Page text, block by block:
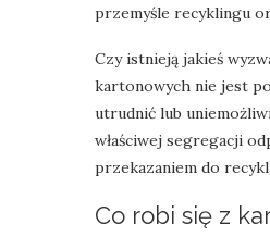
przemyśle recyklingu
Czy istnieją jakieś
kartonowych nie jest
utrudnić lub
właściwej segregacji
przekazaniem do
Co robi się z